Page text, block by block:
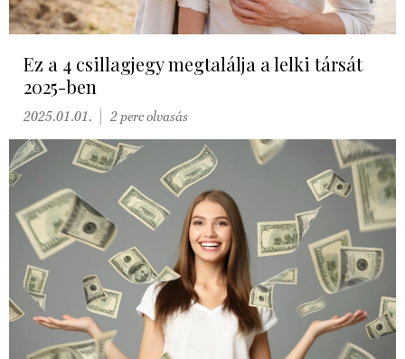
Ez a 4 csillagjegy megtalálja a lelki társát
2025-ben
2025.01.01. 2 perc olvasás